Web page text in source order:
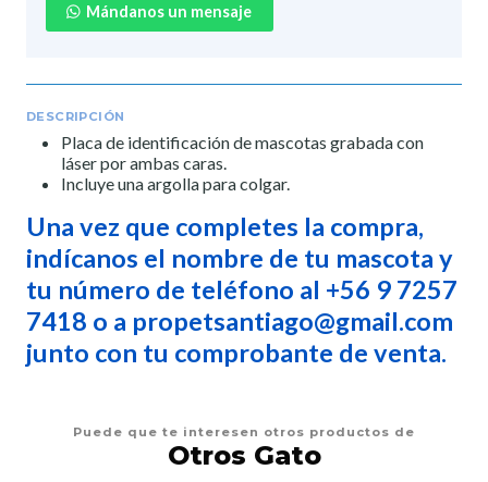
Mándanos un mensaje
DESCRIPCIÓN
Placa de identificación de mascotas grabada con
láser por ambas caras.
Incluye una argolla para colgar.
Una vez que completes la compra,
indícanos el nombre de tu mascota y
tu número de teléfono al +56 9 7257
7418 o a propetsantiago@gmail.com
junto con tu comprobante de venta.
Puede que te interesen otros productos de
Otros Gato